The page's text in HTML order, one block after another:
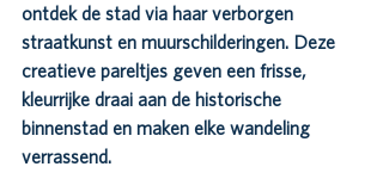
ontdek de stad via haar verborgen
straatkunst en muurschilderingen. Deze
creatieve pareltjes geven een frisse,
kleurrijke draai aan de historische
binnenstad en maken elke wandeling
verrassend.